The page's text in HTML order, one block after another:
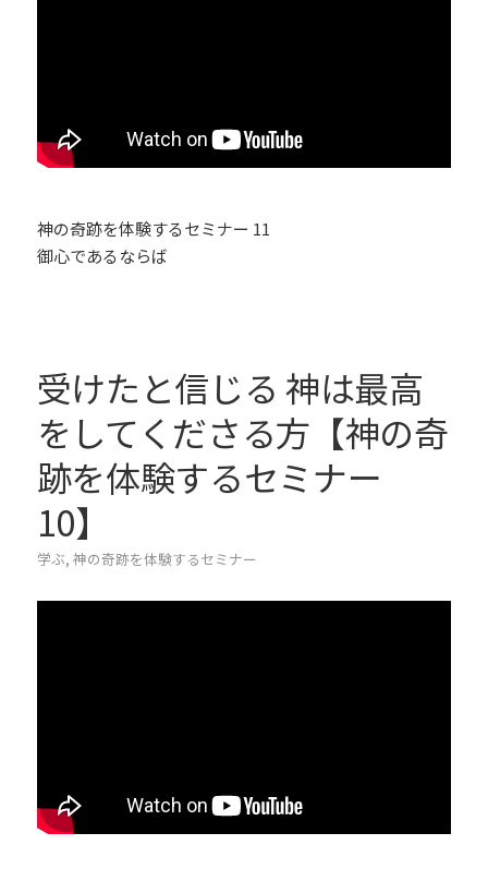
神の奇跡を体験するセミナー 11
御心であるならば
受けたと信じる 神は最高
をしてくださる方【神の奇
跡を体験するセミナー
10】
学ぶ, 神の奇跡を体験するセミナー